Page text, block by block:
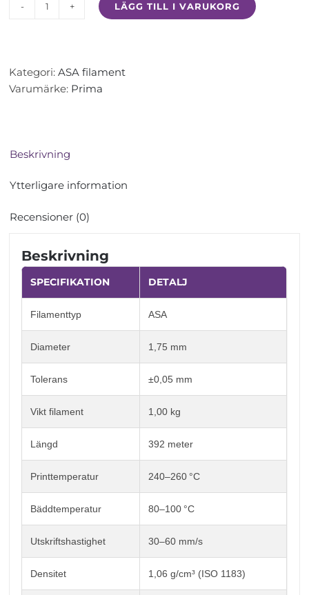
ASA
-
1.75mm
-
PrimaSELECT
mängd
LÄGG TILL I VARUKORG
Kategori:ASA filament
Varumärke: Prima
Beskrivning
Ytterligare information
Recensioner (0)
Beskrivning
SPECIFIKATION DETALJ
Filamenttyp ASA
Diameter 1,75 mm
Tolerans ±0,05 mm
Vikt filament 1,00 kg
Längd 392 meter
Printtemperatur 240–260 °C
Bäddtemperatur 80–100 °C
Utskriftshastighet 30–60 mm/s
Densitet 1,06 g/cm³ (ISO 1183)